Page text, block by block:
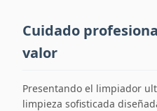
Cuidado
valor
Presentando el limpiador
limpieza sofisticada